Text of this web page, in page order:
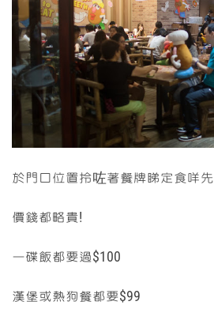
於門口位置拎咗著餐牌睇定食咩先
價錢都略貴!
一碟飯都要過$100
漢堡或熱狗餐都要$99